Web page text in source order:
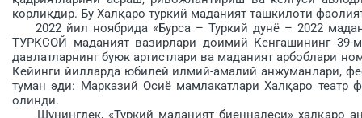
корликдир. Бу Халқаро туркий маданият ташкилоти
2022 йил ноябрида «Бурса – Туркий дунё – 2022
ТУРКСОЙ маданият вазирлари доимий Кенгашининг 39-
давлатларнинг буюк артистлари ва маданият арбоб­лари
Кейинги йилларда юбилей илмий-амалий анжуманлари,
туман эди: Марказий Осиё мамлакатлари Халқаро театр
олинди.
Шунингдек, «Туркий маданият биенналеси» халқаро